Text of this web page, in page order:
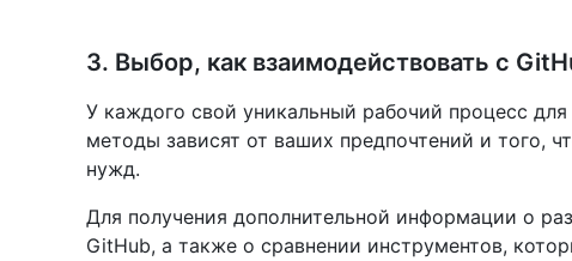
3. Выбор, как взаимодействовать с
У каждого свой уникальный рабочий процесс
методы зависят от ваших предпочтений и того,
нужд.
Для получения дополнительной информации о
GitHub, а также о сравнении инструментов,